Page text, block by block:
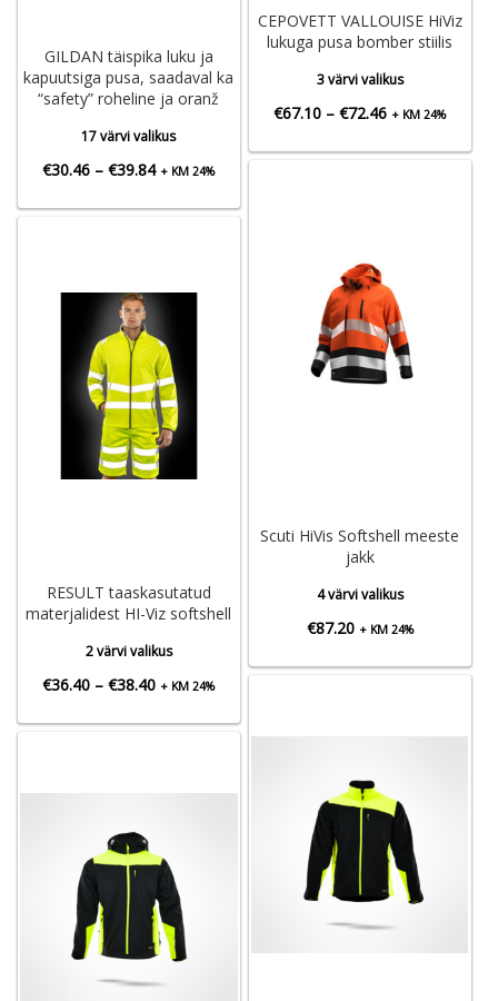
CEPOVETT VALLOUISE HiViz
lukuga pusa bomber stiilis
3 värvi valikus
€67.10 – €72.46Hinnavahemik:
+ KM 24%
GILDAN täispika luku ja
kapuutsiga pusa, saadaval ka
“safety” roheline ja oranž
17 värvi valikus
€30.46 – €39.84Hinnavahemik:
+ KM 24%
Scuti HiVis Softshell meeste
jakk
4 värvi valikus
€87.20 + KM 24%
RESULT taaskasutatud
materjalidest HI-Viz softshell
2 värvi valikus
€36.40 – €38.40Hinnavahemik:
+ KM 24%